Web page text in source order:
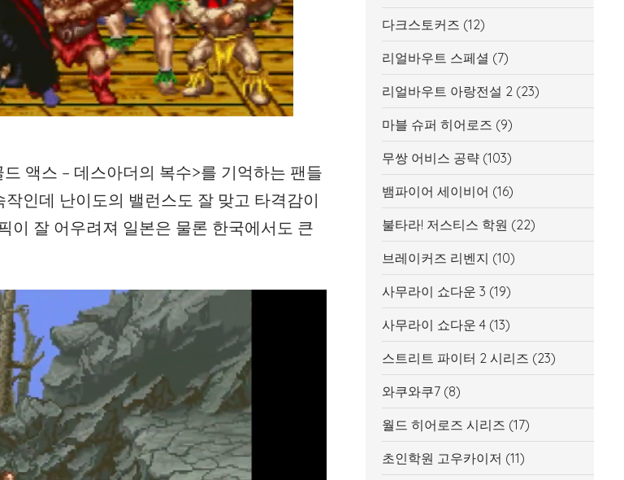
액스 – 데스아더의 복수>를 기억하는 팬들
인데 난이도의 밸런스도 잘 맞고 타격감이
이 잘 어우려져 일본은 물론 한국에서도 큰
다크스토커즈 (12)
리얼바우트 스페셜 (7)
리얼바우트 아랑전설 2(23)
마블 슈퍼 히어로즈 (9)
무쌍 어비스 공략(103)
뱀파이어 세이비어 (16)
불타라! 저스티스 학원 (22)
브레이커즈 리벤지 (10)
사무라이 쇼다운 3 (19)
사무라이 쇼다운 4(13)
스트리트 파이터 2 시리즈 (23)
와쿠와쿠7(8)
월드 히어로즈 시리즈 (17)
초인학원 고우카이저 (11)